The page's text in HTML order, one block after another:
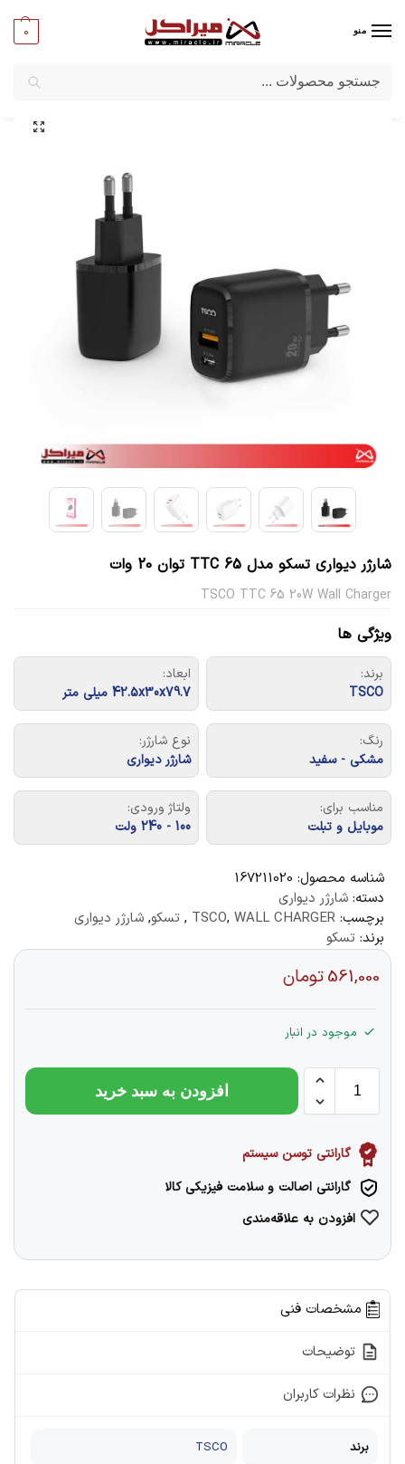
منو 0
میراکل/تبلت و موبایل/لوازم جانبی موبایل وتبلت
شارژر دیواری تسکو مدل TTC 65 توان 20 وات
TSCO TTC 65 20W Wall Charger
ویژگی ها
برند:
TSCO
ابعاد:
42.5x30x79.7 میلی متر
رنگ:
مشکی - سفید
نوع شارژر:
شارژر دیواری
مناسب برای:
موبایل و تبلت
ولتاژ ورودی:
100 - 240 ولت
شناسه محصول: 167211020
دسته: شارژر دیواری
برچسب:
TSCO, WALL CHARGER
, تسکو, شارژر دیواری
برند: تسکو
561,000تومان
موجود در انبار
افزودن به سبد خرید
گارانتی توسن سیستم
گارانتی اصالت و سلامت فیزیکی کالا
افزودن به علاقه‌مندی
مشخصات فنی
توضیحات
نظرات کاربران
برند TSCO